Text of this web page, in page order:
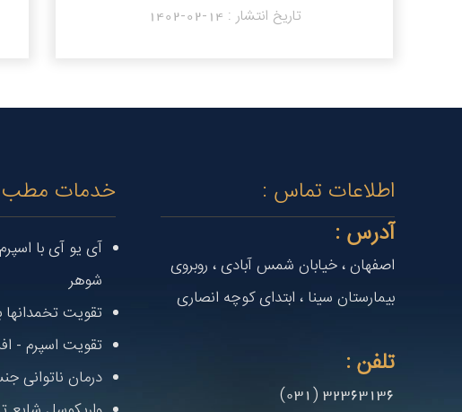
تاریخ انتشار : 1402-02-14
اطلاعات تماس :
آدرس :
اصفهان ، خیابان شمس آبادی ، روبروی
بیمارستان سینا ، ابتدای کوچه انصاری
تلفن :
32363136 (031)
خدمات
آی یو آی با
شوهر
تقویت تخمدانها
تقویت اسپرم -
درمان ناتوانی